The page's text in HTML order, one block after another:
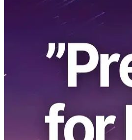
ELSOUL LABO B.V. (Siège:
Fumitake Kawasaki) et Validators DAO
lancement officiel des ventes pour le
by Ryzen CPUs with the world 5,7
une politique stricte zéro-
de niveau bare metal dans un
Les régions de service initial sont
et Singapour, et le service est déjà